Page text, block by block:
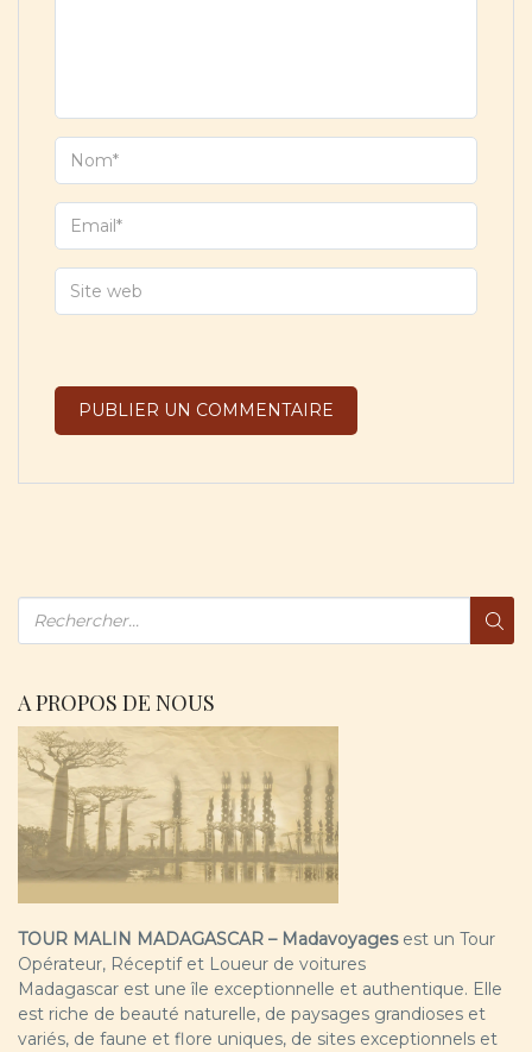
A PROPOS DE NOUS
TOUR MALIN MADAGASCAR – Madavoyagesest un Tour
Opérateur, Réceptif et Loueur de voitures
Madagascar est une île exceptionnelle et authentique. Elle
est riche de beauté naturelle, de paysages grandioses et
variés, de faune et flore uniques, de sites exceptionnels et